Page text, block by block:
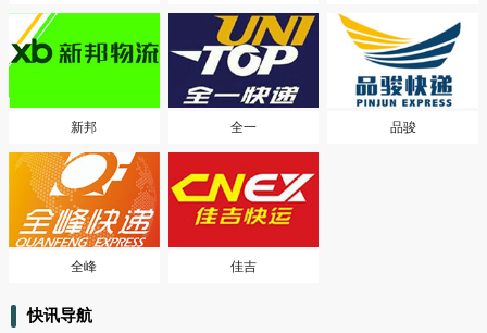
新邦 全一 品骏
全峰 佳吉
快讯导航